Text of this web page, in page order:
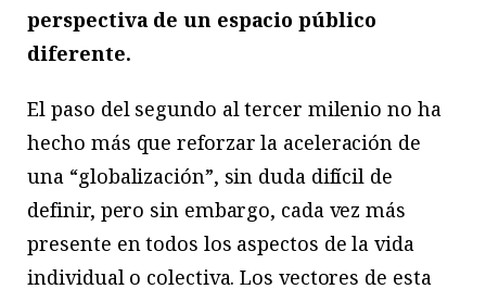
perspectiva de un espacio público
diferente.
El paso del segundo al tercer milenio no ha
hecho más que reforzar la aceleración de
una “globalización”, sin duda difícil de
definir, pero sin embargo, cada vez más
presente en todos los aspectos de la vida
individual o colectiva. Los vectores de esta